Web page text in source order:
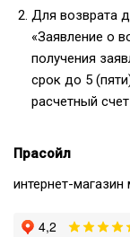
Для возврата
«Заявление о
получения
срок до 5
расчетный
Прасойл
интернет-